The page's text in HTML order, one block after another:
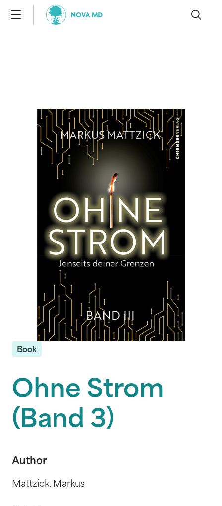
Book
Ohne Strom
(Band 3)
Author
Mattzick, Markus